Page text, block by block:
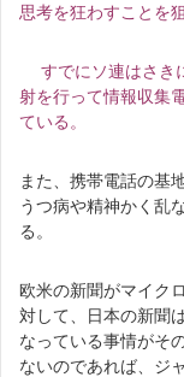
思考を狂わすことを
すでにソ連はさき
射を行って情報収集
ている。
また、携帯電話の基
うつ病や精神かく乱
る。
欧米の新聞がマイク
対して、日本の新聞
なっている事情がそ
ないのであれば、ジ